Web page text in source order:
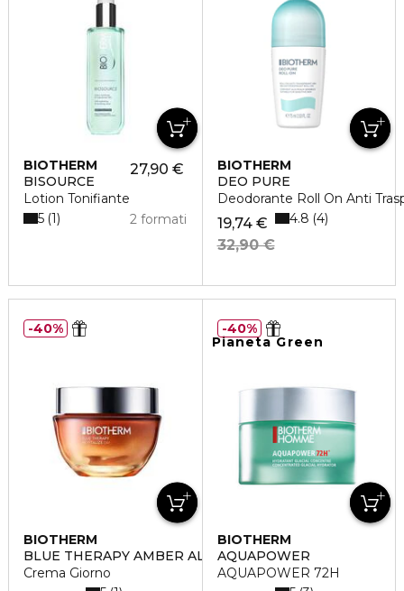
BIOTHERM
BISOURCE
Lotion Tonifiante
27,90 €
2 formati
5 1
BIOTHERM
DEO PURE
Deodorante Roll On Anti
19,74 €
32,90 €
4.8 4
BIOTHERM
BLUE THERAPY AMBER ALGAE REVITALIZE
Crema Giorno
40%
Pianeta Green
BIOTHERM
AQUAPOWER
AQUAPOWER 72H
40%